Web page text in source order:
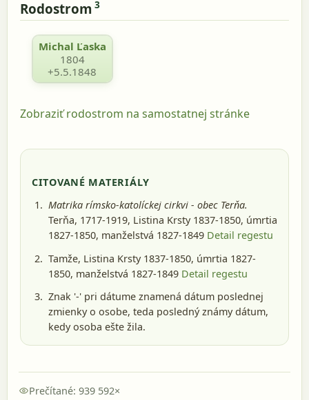
Rodostrom 3
Michal Ľaska
1804
+5.5.1848
Zobraziť rodostrom na samostatnej stránke
CITOVANÉ MATERIÁLY
Matrika rímsko-katolíckej cirkvi - obec Terňa.
Terňa, 1717-1919, Listina Krsty 1837-1850, úmrtia
1827-1850, manželstvá 1827-1849 Detail regestu
Tamže, Listina Krsty 1837-1850, úmrtia 1827-
1850, manželstvá 1827-1849 Detail regestu
Znak '-' pri dátume znamená dátum poslednej
zmienky o osobe, teda posledný známy dátum,
kedy osoba ešte žila.
Prečítané: 939 592×